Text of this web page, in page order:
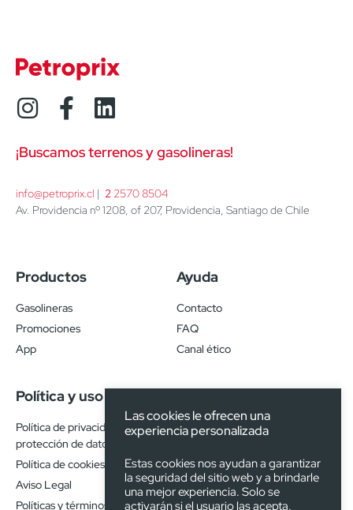
¡Buscamos terrenos y gasolineras!
info@petroprix.cl | 2 2570 8504
Av. Providencia nº 1208, of 207, Providencia, Santiago de Chile
Productos
Gasolineras
Promociones
App
Ayuda
Contacto
FAQ
Canal ético
Política y uso
Política de privacidad y
protección de datos
Política de cookies
Aviso Legal
Políticas y términos de uso de
Las cookies le ofrecen una
experiencia personalizada
Estas cookies nos ayudan a garantizar
la seguridad del sitio web y a brindarle
una mejor experiencia. Solo se
activarán si el usuario las acepta.